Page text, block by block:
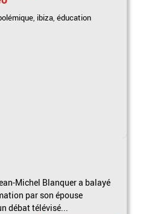
, ibiza,éducation
Michel Blanquer a balayé
par son épouse
débat télévisé...